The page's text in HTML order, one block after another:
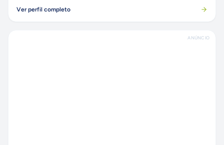
Ver perfil completo
ANÚNCIO